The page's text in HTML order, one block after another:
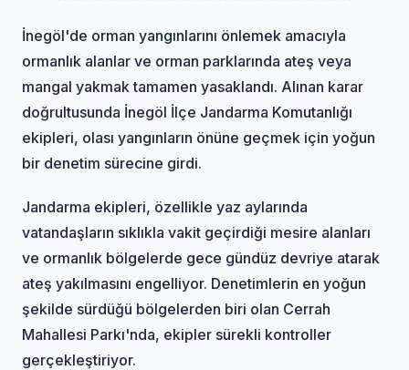
İnegöl'de orman yangınlarını önlemek amacıyla
ormanlık alanlar ve orman parklarında ateş veya
mangal yakmak tamamen yasaklandı. Alınan karar
doğrultusunda İnegöl İlçe Jandarma Komutanlığı
ekipleri, olası yangınların önüne geçmek için yoğun
bir denetim sürecine girdi.
Jandarma ekipleri, özellikle yaz aylarında
vatandaşların sıklıkla vakit geçirdiği mesire alanları
ve ormanlık bölgelerde gece gündüz devriye atarak
ateş yakılmasını engelliyor. Denetimlerin en yoğun
şekilde sürdüğü bölgelerden biri olan Cerrah
Mahallesi Parkı'nda, ekipler sürekli kontroller
gerçekleştiriyor.